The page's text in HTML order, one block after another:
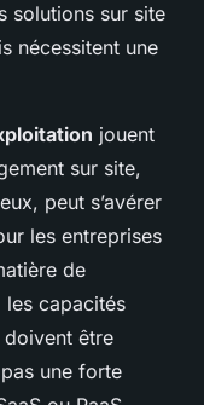
solutions sur site
nécessitent une
jouent
sur site,
peut s’avérer
les entreprises
de
capacités
être
une forte